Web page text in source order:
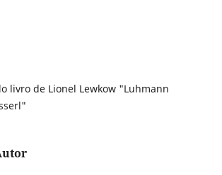
livro de Lionel Lewkow "Luhmann